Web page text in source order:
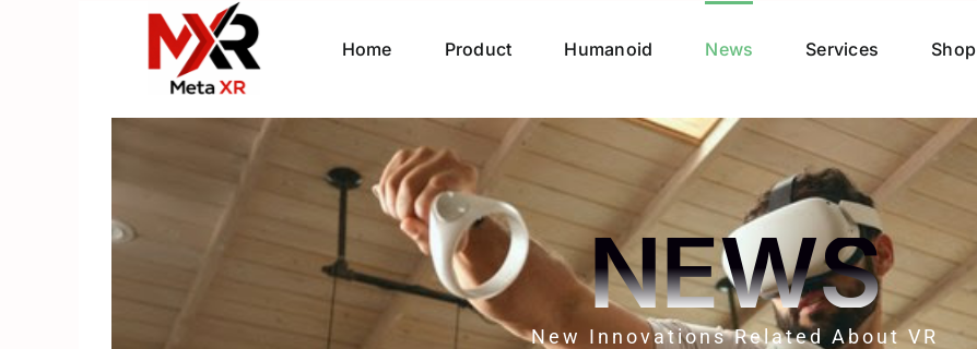
Home Product Humanoid News Services Shop
NEWS
New Innovations Related About VR